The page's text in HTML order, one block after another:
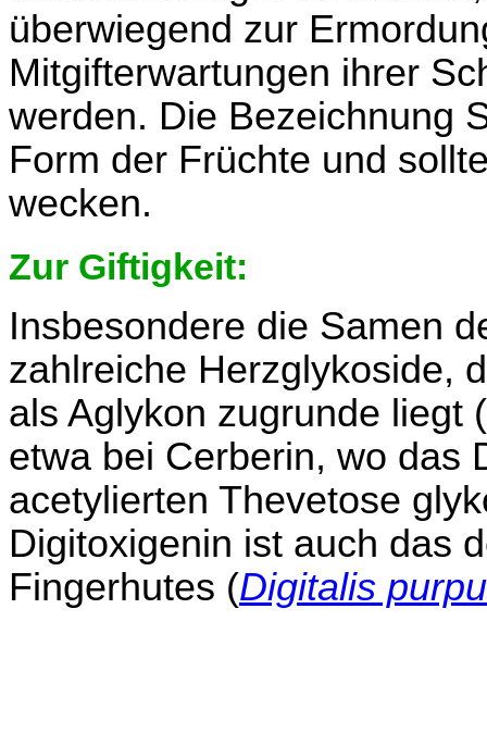
überwiegend zur
Mitgifterwartungen ihrer
werden. Die Bezeichnung
Form der Früchte und
wecken.
Zur Giftigkeit:
Insbesondere die Samen
zahlreiche Herzglykoside,
als Aglykon zugrunde liegt
etwa bei Cerberin, wo das
acetylierten Thevetose
Digitoxigenin ist auch das
Fingerhutes (Digitalis